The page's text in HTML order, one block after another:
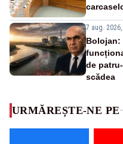
7 aug. 2026,
Bolojan:
de
scădea
URMĂREȘTE-NE PE